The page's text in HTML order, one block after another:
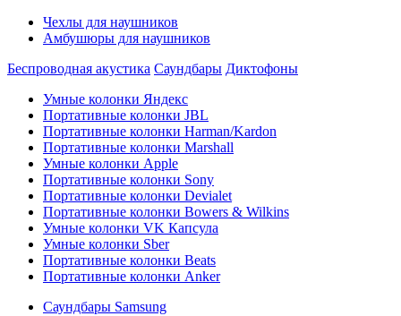
Чехлы для наушников
Амбушюры для наушников
Беспроводная акустика Саундбары Диктофоны
Умные колонки Яндекс
Портативные колонки JBL
Портативные колонки Harman/Kardon
Портативные колонки Marshall
Умные колонки Apple
Портативные колонки Sony
Портативные колонки Devialet
Портативные колонки Bowers & Wilkins
Умные колонки VK Капсула
Умные колонки Sber
Портативные колонки Beats
Портативные колонки Anker
Саундбары Samsung